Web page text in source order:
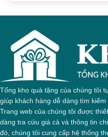
Tổng kho quà tặng của chúng tôi
giúp khách hàng dễ dàng tìm
Trang web của chúng tôi được
dàng tra cứu giá cả và thông tin
đó, chúng tôi cung cấp hệ thống